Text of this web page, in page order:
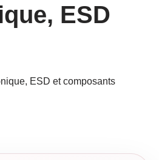
ESD
ESD et composants